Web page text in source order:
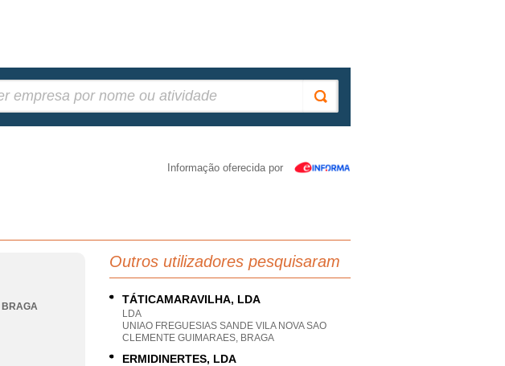
Informação oferecida por
BRAGA
Outros utilizadores pesquisaram
TÁTICAMARAVILHA, LDA
LDA
UNIAO FREGUESIAS SANDE VILA NOVA SAO
CLEMENTE GUIMARAES, BRAGA
ERMIDINERTES, LDA